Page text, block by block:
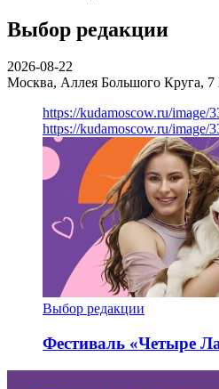
Выбор редакции
2026-08-22
Москва, Аллея Большого Круга, 7
https://kudamoscow.ru/image/
https://kudamoscow.ru/image/
Выбор редакции
Фестиваль «Четыре